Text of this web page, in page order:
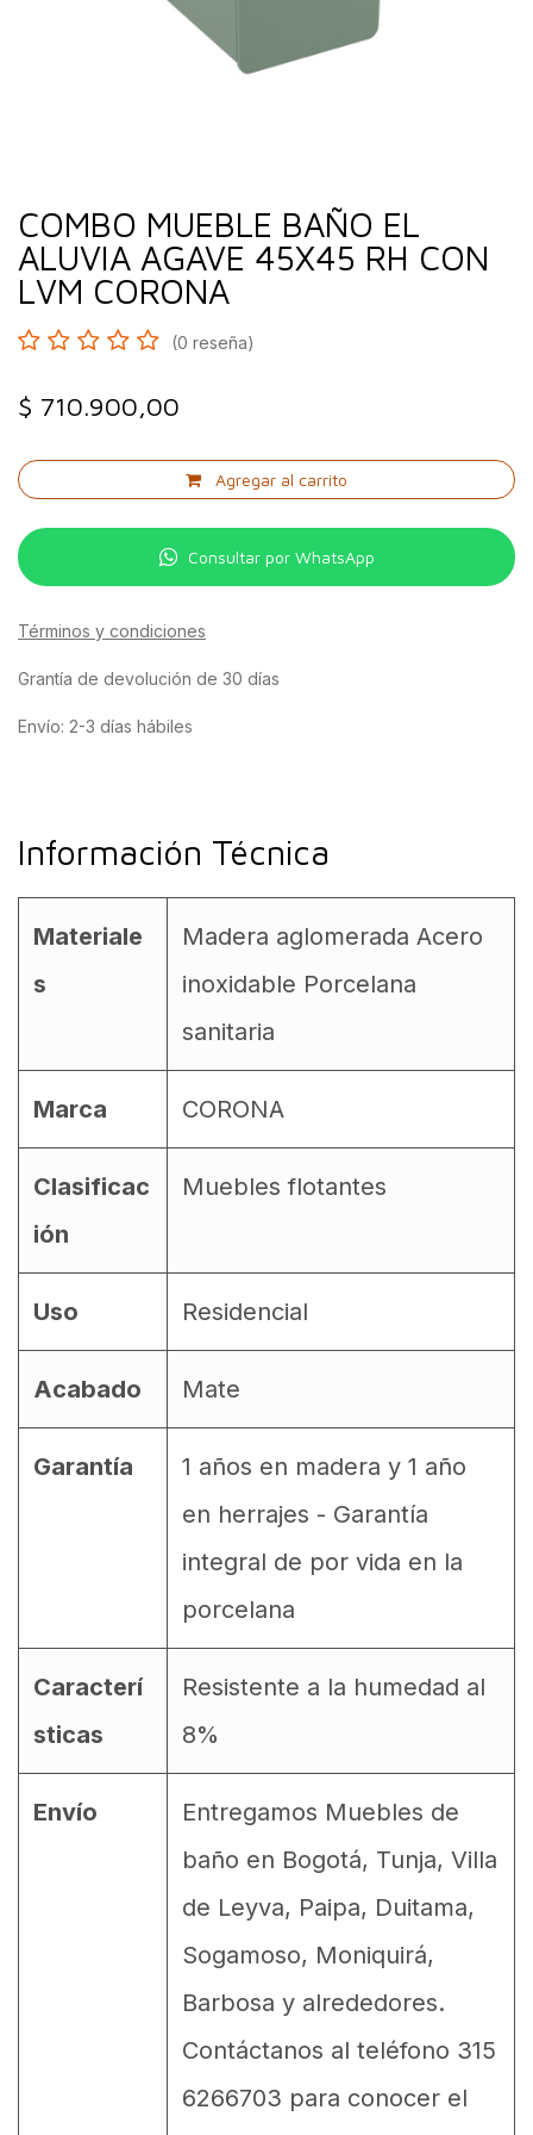
COMBO MUEBLE BAÑO EL
ALUVIA AGAVE 45X45 RH CON
LVM CORONA
(0 reseña)
$ 710.900,00
Agregar al carrito
Consultar por WhatsApp
Términos y condiciones
Grantía de devolución de 30 días
Envío: 2-3 días hábiles
Información Técnica
Materiale
s
Madera aglomerada Acero
inoxidable Porcelana
sanitaria
Marca CORONA
Clasificac
ión
Muebles flotantes
Uso Residencial
Acabado Mate
Garantía
1 años en madera y 1 año
en herrajes - Garantía
integral de por vida en la
porcelana
Caracterí
sticas
Resistente a la humedad al
8%
Envío
Entregamos Muebles de
baño en Bogotá, Tunja, Villa
de Leyva, Paipa, Duitama,
Sogamoso, Moniquirá,
Barbosa y alrededores.
Contáctanos al teléfono 315
6266703 para conocer el